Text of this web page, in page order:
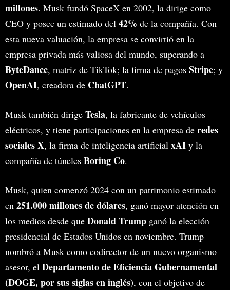
millones. Musk fundó SpaceX en 2002, la dirige como
CEO y posee un estimado del 42% de la compañía. Con
esta nueva valuación, la empresa se convirtió en la
empresa privada más valiosa del mundo, superando a
ByteDance, matriz de TikTok; la firma de pagos Stripe; y
OpenAI, creadora de ChatGPT.
Musk también dirige Tesla, la fabricante de vehículos
eléctricos, y tiene participaciones en la empresa de redes
sociales X, la firma de inteligencia artificial xAI y la
compañía de túneles Boring Co.
Musk, quien comenzó 2024 con un patrimonio estimado
en 251.000 millones de dólares, ganó mayor atención en
los medios desde que Donald Trump ganó la elección
presidencial de Estados Unidos en noviembre. Trump
nombró a Musk como codirector de un nuevo organismo
asesor, el Departamento de Eficiencia Gubernamental
(DOGE, por sus siglas en inglés), con el objetivo de